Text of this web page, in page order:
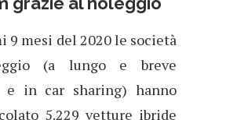
9 mesi del 2020 le società
(a lungo e breve
e in car sharing) hanno
5.229 vetture ibride